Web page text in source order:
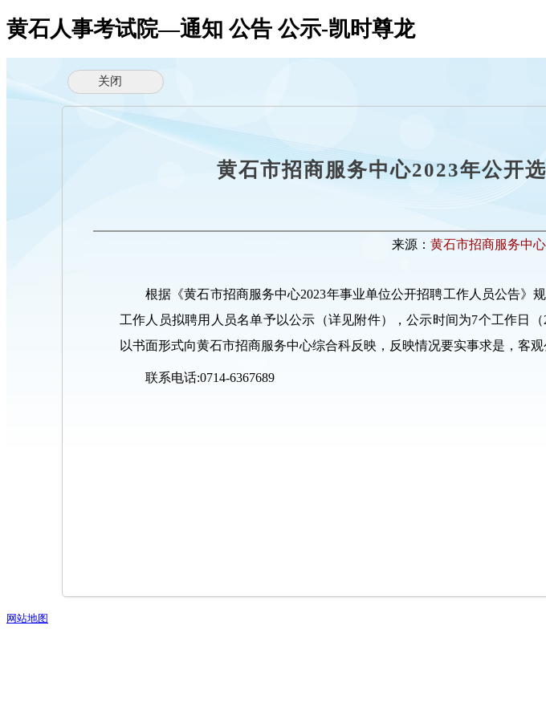
黄石人事考试院—通知 公告 公示-凯时尊龙
黄石市招商服务中心2023年公开
来源： 黄石市招商服务中心
根据《黄石市招商服务中心2023年事业单位公开招聘工作人员公告》
工作人员拟聘用人员名单予以公示（详见附件），公示时间为7个工作日
以书面形式向黄石市招商服务中心综合科反映，反映情况要实事求是，客观
联系电话:0714-6367689
网站地图